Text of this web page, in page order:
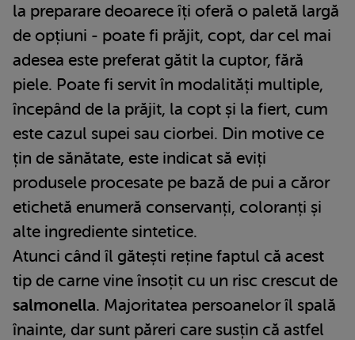
la preparare deoarece îți oferă o paletă largă
de opțiuni - poate fi prăjit, copt, dar cel mai
adesea este preferat gătit la cuptor, fără
piele. Poate fi servit în modalități multiple,
începând de la prăjit, la copt și la fiert, cum
este cazul supei sau ciorbei. Din motive ce
țin de sănătate, este indicat să eviți
produsele procesate pe bază de pui a căror
etichetă enumeră conservanți, coloranți și
alte ingrediente sintetice.
Atunci când îl gătești reține faptul că acest
tip de carne vine însoțit cu un risc crescut de
salmonella. Majoritatea persoanelor îl spală
înainte, dar sunt păreri care susțin că astfel